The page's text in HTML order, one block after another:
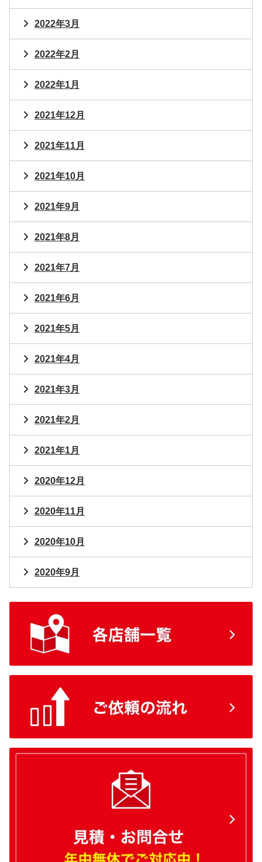
2022年3月
2022年2月
2022年1月
2021年12月
2021年11月
2021年10月
2021年9月
2021年8月
2021年7月
2021年6月
2021年5月
2021年4月
2021年3月
2021年2月
2021年1月
2020年12月
2020年11月
2020年10月
2020年9月